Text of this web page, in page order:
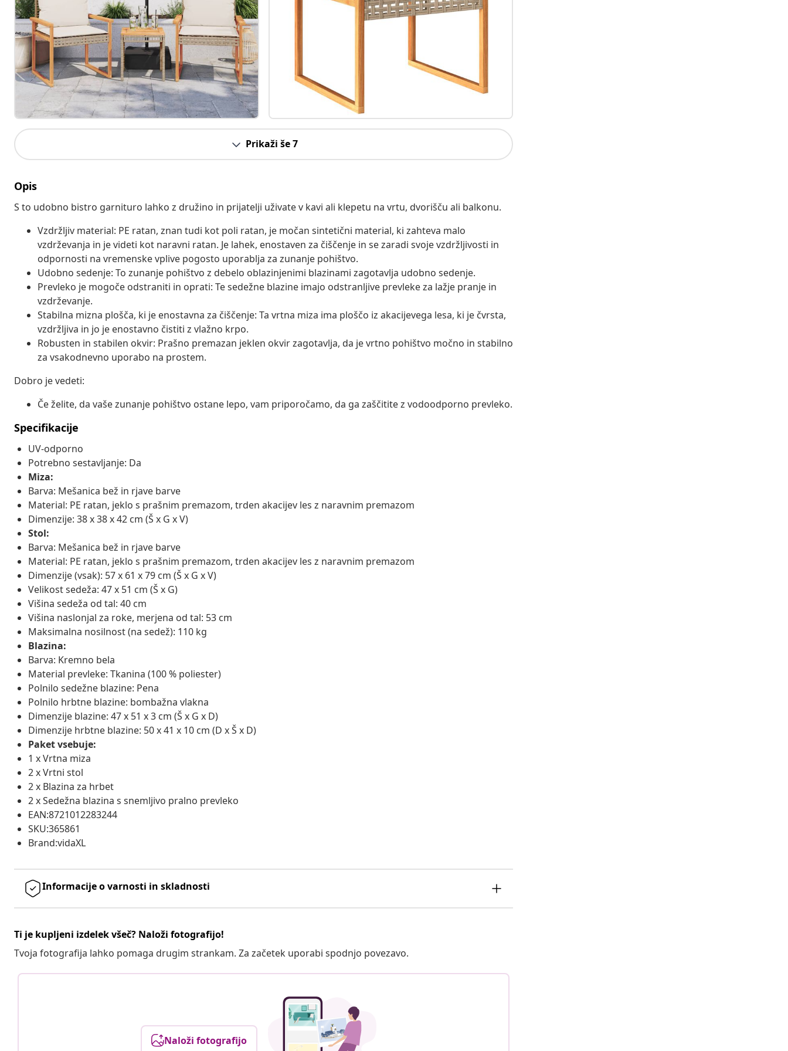
Prikaži še 7
Opis
S to udobno bistro garnituro lahko z družino in prijatelji uživate v kavi ali klepetu na vrtu, dvorišču ali balkonu.
Vzdržljiv material: PE ratan, znan tudi kot poli ratan, je močan sintetični material, ki zahteva malo
vzdrževanja in je videti kot naravni ratan. Je lahek, enostaven za čiščenje in se zaradi svoje vzdržljivosti in
odpornosti na vremenske vplive pogosto uporablja za zunanje pohištvo.
Udobno sedenje: To zunanje pohištvo z debelo oblazinjenimi blazinami zagotavlja udobno sedenje.
Prevleko je mogoče odstraniti in oprati: Te sedežne blazine imajo odstranljive prevleke za lažje pranje in
vzdrževanje.
Stabilna mizna plošča, ki je enostavna za čiščenje: Ta vrtna miza ima ploščo iz akacijevega lesa, ki je čvrsta,
vzdržljiva in jo je enostavno čistiti z vlažno krpo.
Robusten in stabilen okvir: Prašno premazan jeklen okvir zagotavlja, da je vrtno pohištvo močno in stabilno
za vsakodnevno uporabo na prostem.
Dobro je vedeti:
Če želite, da vaše zunanje pohištvo ostane lepo, vam priporočamo, da ga zaščitite z vodoodporno prevleko.
Specifikacije
UV-odporno
Potrebno sestavljanje: Da
Miza:
Barva: Mešanica bež in rjave barve
Material: PE ratan, jeklo s prašnim premazom, trden akacijev les z naravnim premazom
Dimenzije: 38 x 38 x 42 cm (Š x G x V)
Stol:
Barva: Mešanica bež in rjave barve
Material: PE ratan, jeklo s prašnim premazom, trden akacijev les z naravnim premazom
Dimenzije (vsak): 57 x 61 x 79 cm (Š x G x V)
Velikost sedeža: 47 x 51 cm (Š x G)
Višina sedeža od tal: 40 cm
Višina naslonjal za roke, merjena od tal: 53 cm
Maksimalna nosilnost (na sedež): 110 kg
Blazina:
Barva: Kremno bela
Material prevleke: Tkanina (100 % poliester)
Polnilo sedežne blazine: Pena
Polnilo hrbtne blazine: bombažna vlakna
Dimenzije blazine: 47 x 51 x 3 cm (Š x G x D)
Dimenzije hrbtne blazine: 50 x 41 x 10 cm (D x Š x D)
Paket vsebuje:
1 x Vrtna miza
2 x Vrtni stol
2 x Blazina za hrbet
2 x Sedežna blazina s snemljivo pralno prevleko
EAN:8721012283244
SKU:365861
Brand:vidaXL
Informacije o varnosti in skladnosti
Ti je kupljeni izdelek všeč? Naloži fotografijo!
Tvoja fotografija lahko pomaga drugim strankam. Za začetek uporabi spodnjo povezavo.
Naloži fotografijo